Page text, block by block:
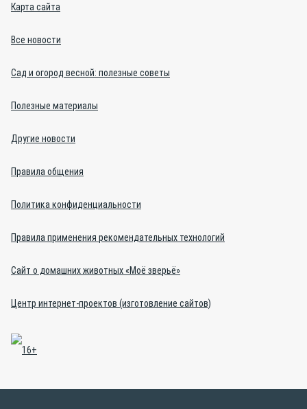
Карта сайта
Все новости
Сад и огород весной: полезные советы
Полезные материалы
Другие новости
Правила общения
Политика конфиденциальности
Правила применения рекомендательных технологий
Сайт о домашних животных «Моё зверьё»
Центр интернет-проектов (изготовление сайтов)